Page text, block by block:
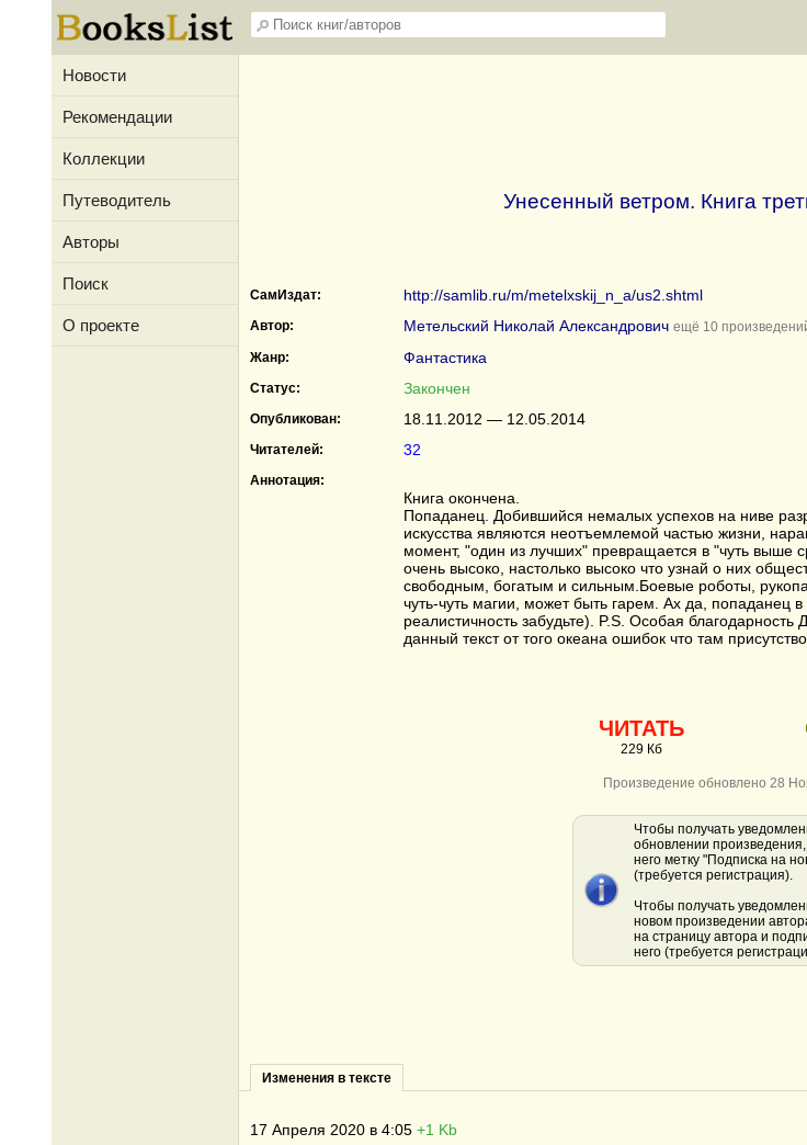
Новости
Рекомендации
Коллекции
Путеводитель
Авторы
Поиск
О проекте
Унесенный ветром. Книга
СамИздат: http://samlib.ru/m/metelxskij_n_a/us2.shtml
Автор: Метельский Николай Александрович ещё 10
Жанр:
Фантастика
Статус: Закончен
Опубликован: 18.11.2012 — 12.05.2014
Читателей: 32
Аннотация:
Книга окончена.
Попаданец. Добившийся немалых успехов на ниве
искусства являются неотъемлемой частью жизни,
момент, "один из лучших" превращается в "чуть выше
очень высоко, настолько высоко что узнай о них
свободным, богатым и сильным.Боевые роботы,
чуть-чуть магии, может быть гарем. Ах да, попаданец
реалистичность забудьте). P.S. Особая
данный текст от того океана ошибок что там
ЧИТАТЬ
229 Кб
Произведение обновлено 28
Чтобы получать
обновлении
него метку "Подписка на
(требуется регистрация).
Чтобы получать
новом произведении
на страницу автора и
него (требуется
Изменения в тексте
17 Апреля 2020 в 4:05 +1 Kb